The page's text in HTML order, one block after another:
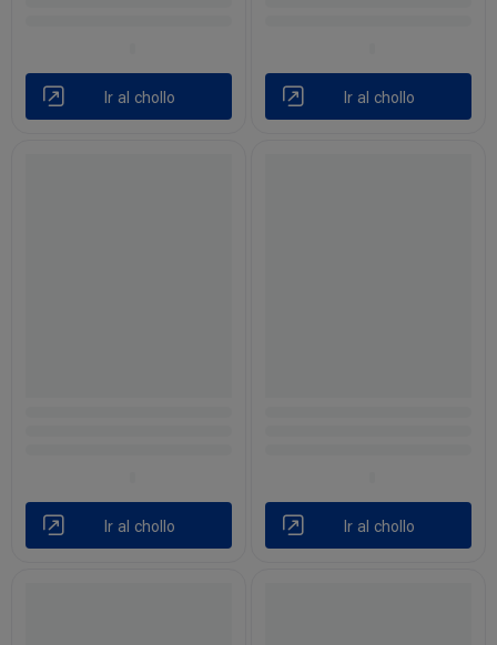
Ir al chollo Ir al chollo
Ir al chollo Ir al chollo